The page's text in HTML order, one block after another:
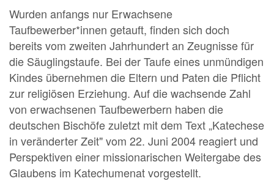
Wurden anfangs nur Erwachsene
Taufbewerber*innen getauft, finden sich doch
bereits vom zweiten Jahrhundert an Zeugnisse für
die Säuglingstaufe. Bei der Taufe eines unmündigen
Kindes übernehmen die Eltern und Paten die Pflicht
zur religiösen Erziehung. Auf die wachsende Zahl
von erwachsenen Taufbewerbern haben die
deutschen Bischöfe zuletzt mit dem Text „Katechese
in veränderter Zeit" vom 22. Juni 2004 reagiert und
Perspektiven einer missionarischen Weitergabe des
Glaubens im Katechumenat vorgestellt.